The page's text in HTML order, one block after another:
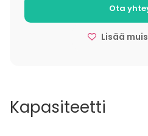
Ota yhteyttä ja kysy tarjous!
Ota
Lisää
Kapasiteetti